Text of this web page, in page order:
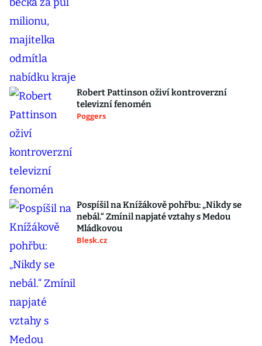
Robert Pattinson oživí kontroverzní
televizní fenomén
Poggers
Pospíšil na Knížákově pohřbu: „Nikdy se
nebál.“ Zmínil napjaté vztahy s Medou
Mládkovou
Blesk.cz